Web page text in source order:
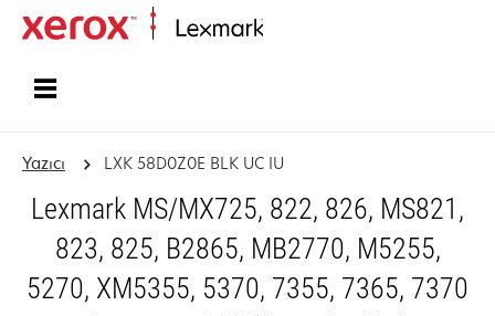
Yazıcı LXK 58D0Z0E BLK UC IU
Lexmark MS/MX725, 822, 826, MS821,
823, 825, B2865, MB2770, M5255,
5270, XM5355, 5370, 7355, 7365, 7370